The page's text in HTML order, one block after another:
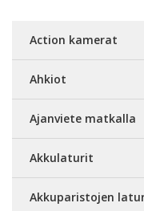
Action kamerat
Ahkiot
Ajanviete matkalla
Akkulaturit
Akkuparistojen